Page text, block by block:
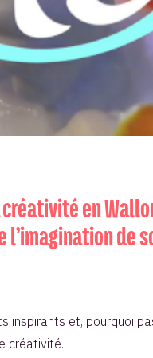
en
de
inspirants et, pourquoi
créativité.